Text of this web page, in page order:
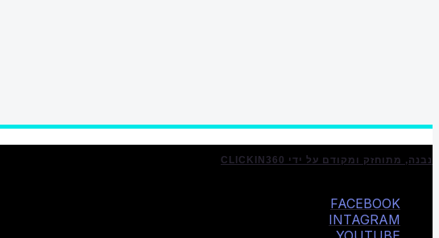
נבנה, מתוחזק ומקודם על ידי CLICKIN360
FACEBOOK
INTAGRAM